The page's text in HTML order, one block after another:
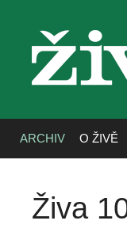
ARCHIV O ŽIVĚ
Živa